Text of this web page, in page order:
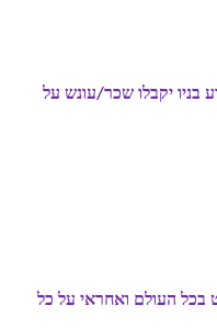
יקבלו שכר/עונש על
בכל העולם ואחראי על כל